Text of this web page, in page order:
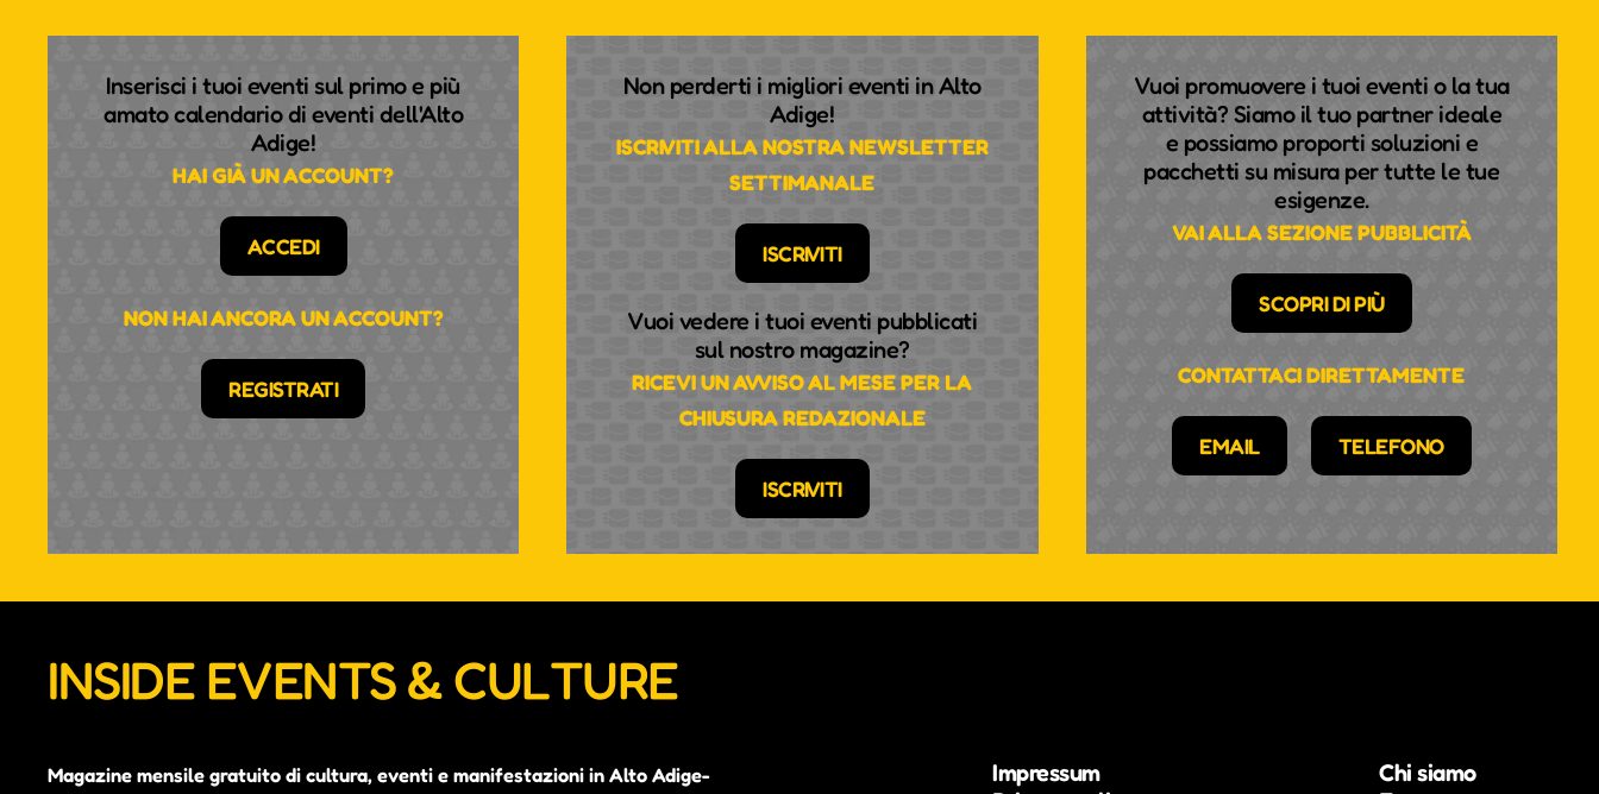
Inserisci i tuoi eventi sul primo e più
amato calendario di eventi dell'Alto
Adige!
HAI GIÀ UN ACCOUNT?
ACCEDI
NON HAI ANCORA UN ACCOUNT?
REGISTRATI
Non perderti i migliori eventi in Alto
Adige!
ISCRIVITI ALLA NOSTRA NEWSLETTER
SETTIMANALE
ISCRIVITI
Vuoi vedere i tuoi eventi pubblicati
sul nostro magazine?
RICEVI UN AVVISO AL MESE PER LA
CHIUSURA REDAZIONALE
ISCRIVITI
Vuoi promuovere i tuoi eventi o la tua
attività? Siamo il tuo partner ideale
e possiamo proporti soluzioni e
pacchetti su misura per tutte le tue
esigenze.
VAI ALLA SEZIONE PUBBLICITÀ
SCOPRI DI PIÙ
CONTATTACI DIRETTAMENTE
EMAIL TELEFONO
INSIDE EVENTS & CULTURE
Magazine mensile gratuito di cultura, eventi e manifestazioni in Alto Adige-
Impressum
Chi siamo